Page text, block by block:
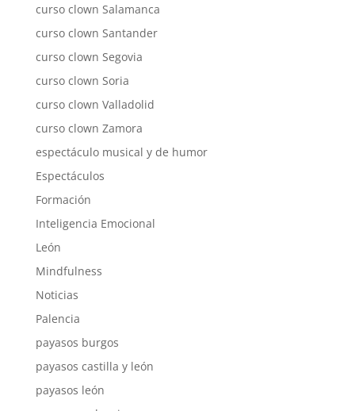
curso clown Salamanca
curso clown Santander
curso clown Segovia
curso clown Soria
curso clown Valladolid
curso clown Zamora
espectáculo musical y de humor
Espectáculos
Formación
Inteligencia Emocional
León
Mindfulness
Noticias
Palencia
payasos burgos
payasos castilla y león
payasos león